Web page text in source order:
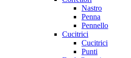
Nastro
Penna
Pennello
Cucitrici
Cucitrici
Punti